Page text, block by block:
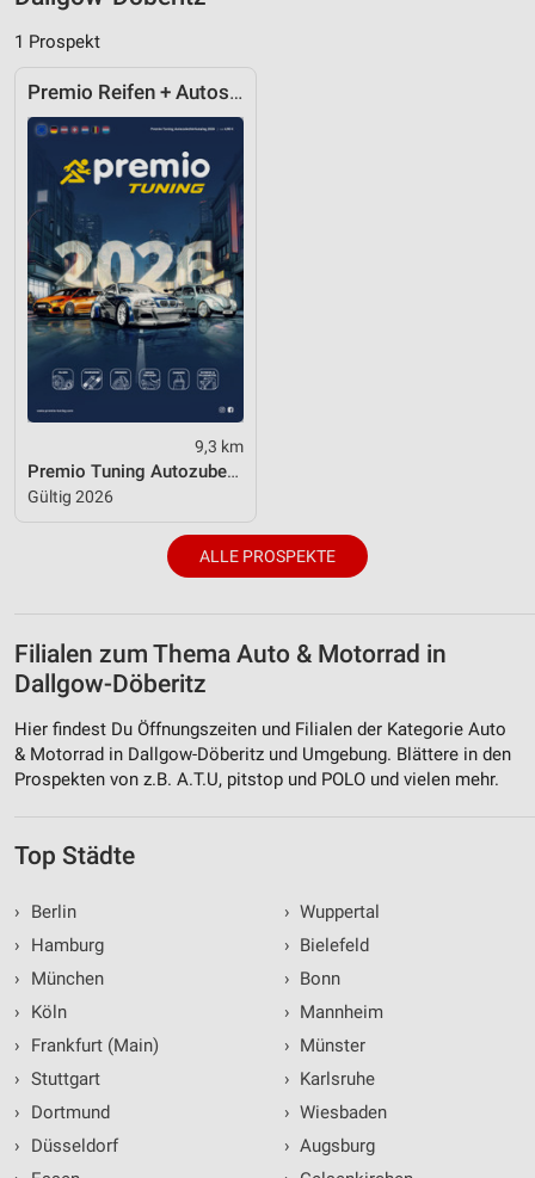
1 Prospekt
Premio Reifen + Autoservice
9,3 km
Premio Tuning Autozubehörkatalog 2026
Gültig 2026
ALLE PROSPEKTE
Filialen zum Thema Auto & Motorrad in
Dallgow-Döberitz
Hier findest Du Öffnungszeiten und Filialen der Kategorie Auto
& Motorrad in Dallgow-Döberitz und Umgebung. Blättere in den
Prospekten von z.B. A.T.U, pitstop und POLO und vielen mehr.
Top Städte
›
Berlin
›
Hamburg
›
München
›
Köln
›
Frankfurt (Main)
› Stuttgart
›
Dortmund
›
Düsseldorf
› Wuppertal
› Bielefeld
› Bonn
› Mannheim
› Münster
› Karlsruhe
› Wiesbaden
› Augsburg